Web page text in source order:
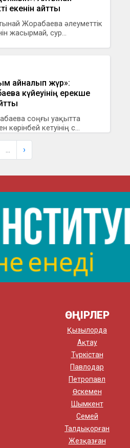
екенін айтты
Жорабаева әлеуметтік
жасырмай, сур...
айналып жүр»:
күйеуінің ерекше
соңғы уақытта
көрінбей кетуінің с...
... ›
ӨҢІРЛЕР
Қызылорда
Ақтау
Түркістан
Павлодар
Петропавл
Өскемен
Шымкент
Семей
Талдықорған
Жезқазған